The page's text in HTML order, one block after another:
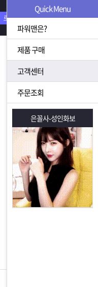
로그인
Quick Menu
파워맨은?
제품 구매
고객센터
주문조회
은꼴사-성인화보